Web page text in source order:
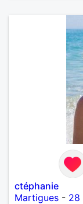
ctéphanie
Martigues - 28